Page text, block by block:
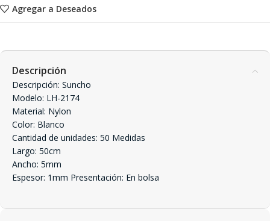
Agregar a Deseados
Descripción
Descripción: Suncho
Modelo: LH-2174
Material: Nylon
Color: Blanco
Cantidad de unidades: 50 Medidas
Largo: 50cm
Ancho: 5mm
Espesor: 1mm Presentación: En bolsa